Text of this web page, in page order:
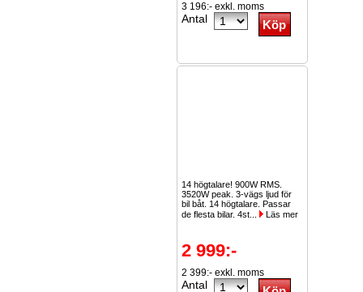
3 196:- exkl. moms
Antal
14 högtalare! 900W RMS.
3520W peak. 3-vägs ljud för
bil båt. 14 högtalare. Passar
de flesta bilar. 4st...
Läs mer
2 999:-
2 399:- exkl. moms
Antal